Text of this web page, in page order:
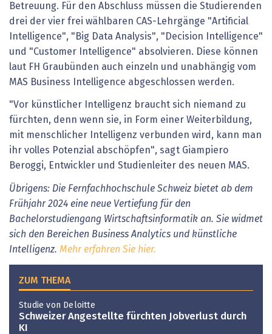
Betreuung. Für den Abschluss müssen die Studierenden
drei der vier frei wählbaren CAS-Lehrgänge "Artificial
Intelligence", "Big Data Analysis", "Decision Intelligence"
und "Customer Intelligence" absolvieren. Diese können
laut FH Graubünden auch einzeln und unabhängig vom
MAS Business Intelligence abgeschlossen werden.
"Vor künstlicher Intelligenz braucht sich niemand zu
fürchten, denn wenn sie, in Form einer Weiterbildung,
mit menschlicher Intelligenz verbunden wird, kann man
ihr volles Potenzial abschöpfen", sagt Giampiero
Beroggi, Entwickler und Studienleiter des neuen MAS.
Übrigens: Die Fernfachhochschule Schweiz bietet ab dem
Frühjahr 2024 eine neue Vertiefung für den
Bachelorstudiengang Wirtschaftsinformatik an. Sie widmet
sich den Bereichen Business Analytics und künstliche
Intelligenz. Mehr erfahren Sie hier.
ZUM THEMA
Studie von Deloitte
Schweizer Angestellte fürchten Jobverlust durch
KI